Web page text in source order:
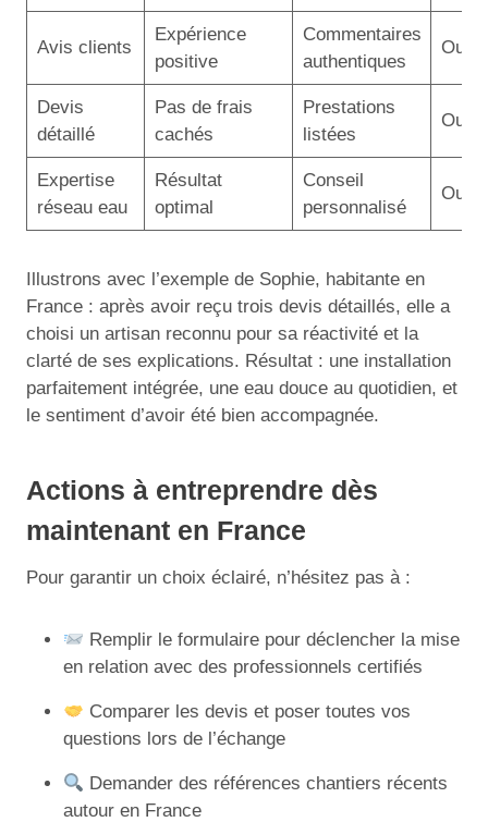
Avis clients
Expérience
positive
Commentaires
authentiques
Oui
Devis
détaillé
Pas de frais
cachés
Prestations
listées
Oui
Expertise
réseau eau
Résultat
optimal
Conseil
personnalisé
Oui
Illustrons avec l’exemple de Sophie, habitante en
France : après avoir reçu trois devis détaillés, elle a
choisi un artisan reconnu pour sa réactivité et la
clarté de ses explications. Résultat : une installation
parfaitement intégrée, une eau douce au quotidien, et
le sentiment d’avoir été bien accompagnée.
Actions à entreprendre dès
maintenant en France
Pour garantir un choix éclairé, n’hésitez pas à :
Remplir le formulaire pour déclencher la mise
en relation avec des professionnels certifiés
Comparer les devis et poser toutes vos
questions lors de l’échange
Demander des références chantiers récents
autour en France